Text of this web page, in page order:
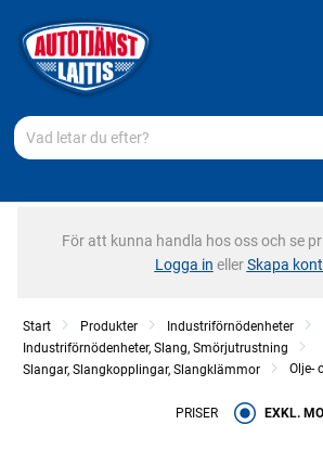
För att kunna handla hos oss och se
Logga in ellerSkapa
Start Produkter
Industriförnödenheter
Industriförnödenheter, Slang, Smörjutrustning
Slangar, Slangkopplingar, Slangklämmor
Olje-
PRISER EXKL.